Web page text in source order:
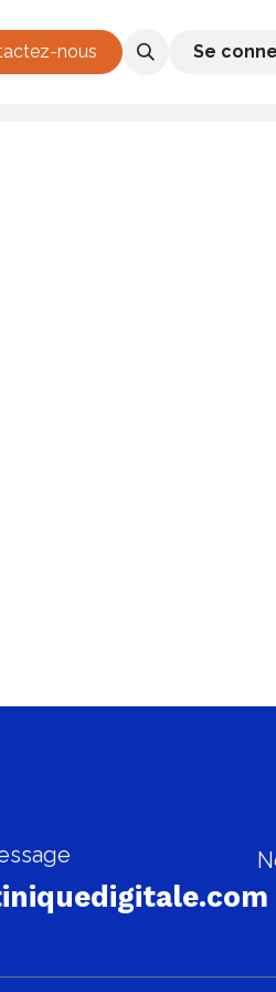
2026-2028
nous Se